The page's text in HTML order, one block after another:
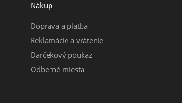
Nákup
Doprava a platba
Reklamácie a vrátenie
Darčekový poukaz
Odberné miesta